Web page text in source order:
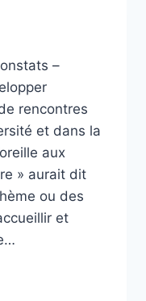
–
rencontres
et dans la
aux
» aurait dit
ou des
et